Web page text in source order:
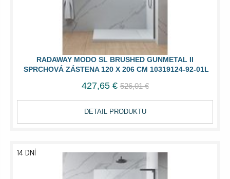
RADAWAY MODO SL BRUSHED GUNMETAL II
SPRCHOVÁ ZÁSTENA 120 X 206 CM 10319124-92-01L
427,65 € 526,01 €
DETAIL PRODUKTU
14 DNÍ